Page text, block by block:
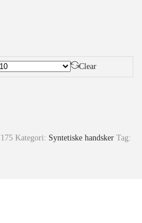
Clear
Kategori: Syntetiske handsker Tag: